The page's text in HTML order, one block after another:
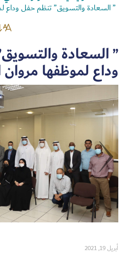
” السعادة والتسويق” تنظم حفل وداع
” السعادة
وداع لموظفها مروان
أبريل 19, 2021
Set Youtube Channel ID